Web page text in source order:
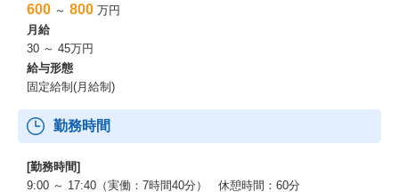
600 ～ 800 万円
月給
30 ～ 45万円
給与形態
固定給制(月給制)
勤務時間
[勤務時間]
9:00 ～ 17:40（実働：7時間40分） 休憩時間：60分